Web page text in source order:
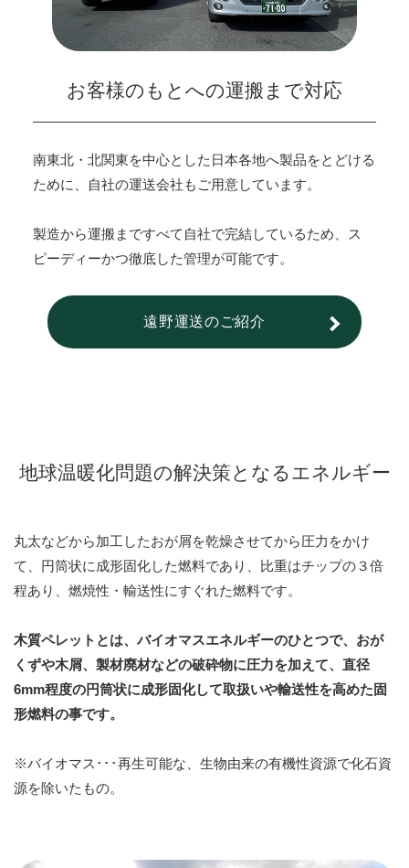
お客様のもとへの運搬まで対応
南東北・北関東を中心とした日本各地へ製品をとどける
ために、自社の運送会社もご用意しています。
製造から運搬まですべて自社で完結しているため、ス
ピーディーかつ徹底した管理が可能です。
遠野運送のご紹介
地球温暖化問題の解決策となるエネルギー
丸太などから加工したおが屑を乾燥させてから圧力をかけ
て、円筒状に成形固化した燃料であり、
比重はチップの３倍
程あり、燃焼性・輸送性にすぐれた燃料です。
木質ペレットとは、バイオマスエネルギーのひとつで、 おが
くずや木屑、製材廃材などの破砕物に圧力を加えて、 直径
6mm程度の円筒状に成形固化して取扱いや輸送性を高めた固
形燃料の事です。
※バイオマス･･･再生可能な、生物由来の有機性資源で化石資
源を除いたもの。